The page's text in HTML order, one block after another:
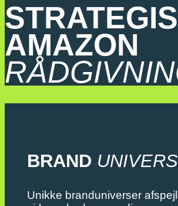
AMAZON
BRAND
Unikke branduniverser